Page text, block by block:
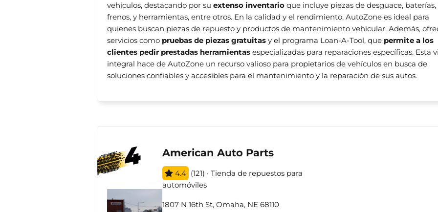
vehículos, destacando por su extenso inventario que incluye piezas de desguace, baterías,
frenos, y herramientas, entre otros. En la calidad y el rendimiento, AutoZone es ideal para
quienes buscan piezas de repuesto y productos de mantenimiento vehicular. Además,
servicios como pruebas de piezas gratuitas y el programa Loan-A-Tool, que permite a los
clientes pedir prestadas herramientas especializadas para reparaciones específicas. Esta
integral hace de AutoZone un recurso valioso para propietarios de vehículos en busca de
soluciones confiables y accesibles para el mantenimiento y la reparación de sus autos.
American Auto Parts
4.4 (121) · Tienda de repuestos para
automóviles
1807 N 16th St, Omaha, NE 68110